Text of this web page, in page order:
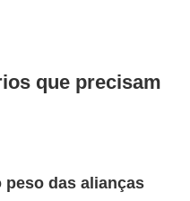
que precisam
peso das alianças